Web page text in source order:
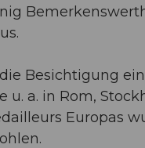
Besichtigung
u. a. in Rom,
Europas